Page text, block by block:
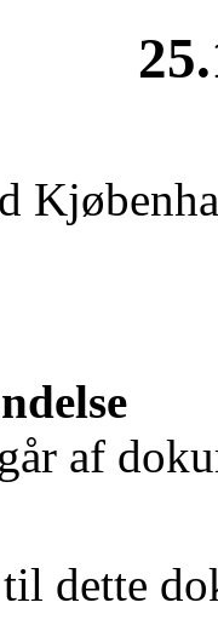
af
dette